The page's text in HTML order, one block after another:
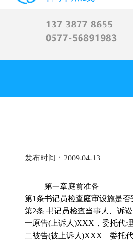
发布时间：2009-04-13
第一章庭前准备
第1条书记员检查庭审设施是
第2条 书记员检查当事人、诉讼
一原告( 上诉人 )XXX ，委托代
二被告(被上诉人 )XXX ，委托